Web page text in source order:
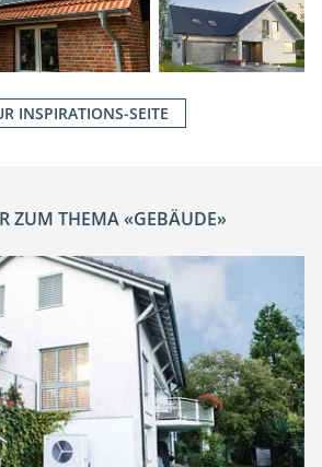
INSPIRATIONS-SEITE
ZUM THEMA «GEBÄUDE»